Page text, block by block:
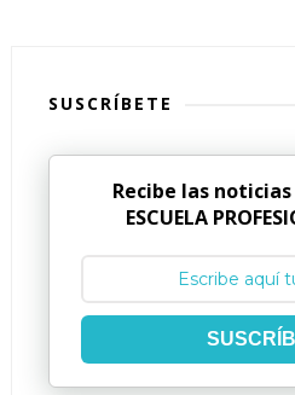
SUSCRÍBETE
Recibe las
ESCUELA